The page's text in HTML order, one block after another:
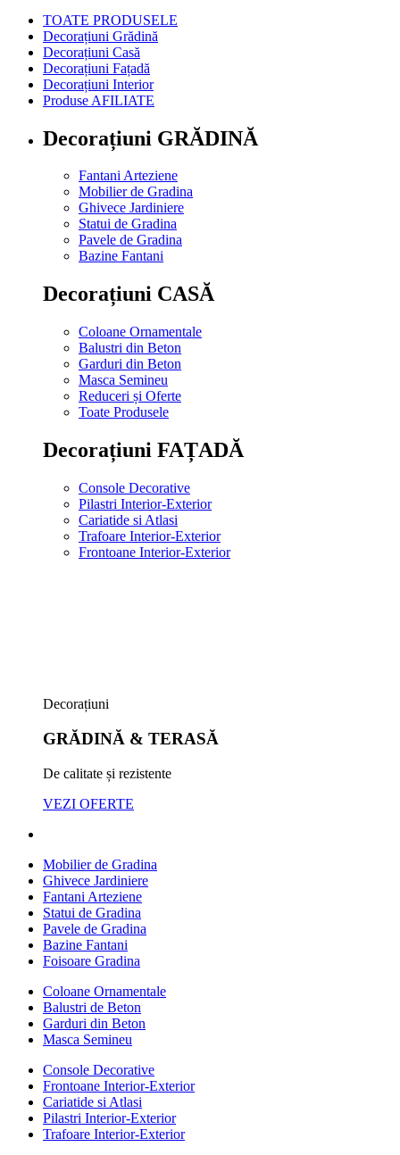
TOATE PRODUSELE
Decorațiuni Grădină
Decorațiuni Casă
Decorațiuni Fațadă
Decorațiuni Interior
Produse AFILIATE
Decorațiuni GRĂDINĂ
Fantani Arteziene
Mobilier de Gradina
Ghivece Jardiniere
Statui de Gradina
Pavele de Gradina
Bazine Fantani
Decorațiuni CASĂ
Coloane Ornamentale
Balustri din Beton
Garduri din Beton
Masca Semineu
Reduceri și Oferte
Toate Produsele
Decorațiuni FAȚADĂ
Console Decorative
Pilastri Interior-Exterior
Cariatide si Atlasi
Trafoare Interior-Exterior
Frontoane Interior-Exterior
Decorațiuni
GRĂDINĂ & TERASĂ
De calitate și rezistente
VEZI OFERTE
Mobilier de Gradina
Ghivece Jardiniere
Fantani Arteziene
Statui de Gradina
Pavele de Gradina
Bazine Fantani
Foisoare Gradina
Coloane Ornamentale
Balustri de Beton
Garduri din Beton
Masca Semineu
Console Decorative
Frontoane Interior-Exterior
Cariatide si Atlasi
Pilastri Interior-Exterior
Trafoare Interior-Exterior